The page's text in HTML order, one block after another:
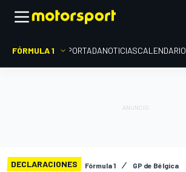
FÓRMULA 1 PORTADANOTICIASCALENDARIO
DECLARACIONES Fórmula 1 GP de Bélgica